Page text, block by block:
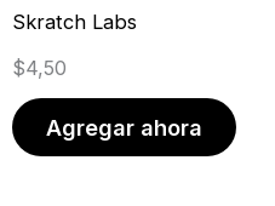
Skratch Labs
$4,50
Agregar ahora